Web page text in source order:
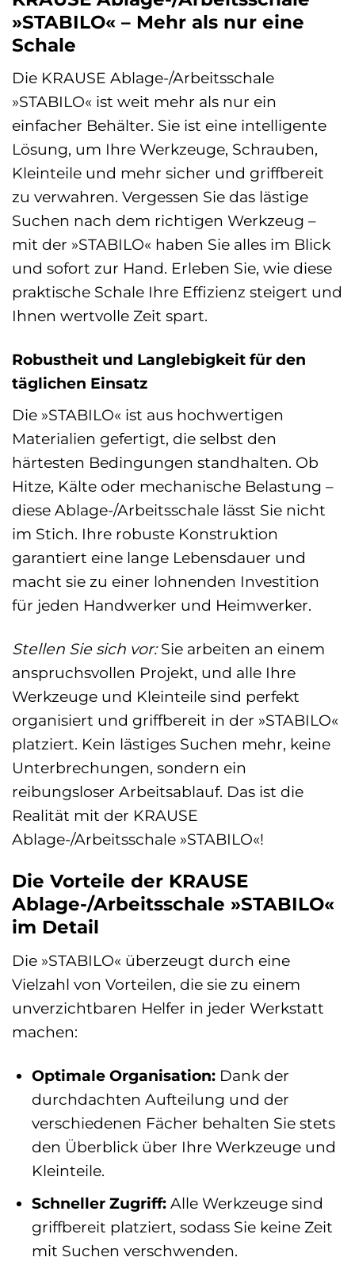
»STABILO« – Mehr als nur eine
Schale
Die KRAUSE Ablage-/Arbeitsschale
»STABILO« ist weit mehr als nur ein
einfacher Behälter. Sie ist eine intelligente
Lösung, um Ihre Werkzeuge, Schrauben,
Kleinteile und mehr sicher und griffbereit
zu verwahren. Vergessen Sie das lästige
Suchen nach dem richtigen Werkzeug –
mit der »STABILO« haben Sie alles im Blick
und sofort zur Hand. Erleben Sie, wie diese
praktische Schale Ihre Effizienz steigert und
Ihnen wertvolle Zeit spart.
Robustheit und Langlebigkeit für den
täglichen Einsatz
Die »STABILO« ist aus hochwertigen
Materialien gefertigt, die selbst den
härtesten Bedingungen standhalten. Ob
Hitze, Kälte oder mechanische Belastung –
diese Ablage-/Arbeitsschale lässt Sie nicht
im Stich. Ihre robuste Konstruktion
garantiert eine lange Lebensdauer und
macht sie zu einer lohnenden Investition
für jeden Handwerker und Heimwerker.
Stellen Sie sich vor:Sie arbeiten an einem
anspruchsvollen Projekt, und alle Ihre
Werkzeuge und Kleinteile sind perfekt
organisiert und griffbereit in der »STABILO«
platziert. Kein lästiges Suchen mehr, keine
Unterbrechungen, sondern ein
reibungsloser Arbeitsablauf. Das ist die
Realität mit der KRAUSE
Ablage-/Arbeitsschale »STABILO«!
Die Vorteile der KRAUSE
Ablage-/Arbeitsschale »STABILO«
im Detail
Die »STABILO« überzeugt durch eine
Vielzahl von Vorteilen, die sie zu einem
unverzichtbaren Helfer in jeder Werkstatt
machen:
Optimale Organisation:Dank der
durchdachten Aufteilung und der
verschiedenen Fächer behalten Sie stets
den Überblick über Ihre Werkzeuge und
Kleinteile.
Schneller Zugriff:Alle Werkzeuge sind
griffbereit platziert, sodass Sie keine Zeit
mit Suchen verschwenden.